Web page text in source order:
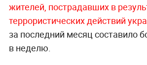
жителей, пострадавших в
террористических действий
за последний месяц составило
в неделю.